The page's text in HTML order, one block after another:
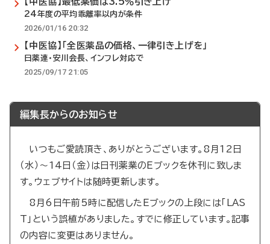
24年度の平均乖離率以内が条件
2026/01/16 20:32
【中医協】「全医薬品の価格、一律引き上げを」
日薬連・安川会長、インフレ対応で
2025/09/17 21:05
編集長からのお知らせ
いつもご愛読頂き、ありがとうございます。8月12日
（水）～14日（金）は日刊薬業のEブックを休刊に致しま
す。ウェブサイトは随時更新します。
8月6日午前5時に配信したEブックの上段には「LAS
T」という誤植がありました。すでに修正しています。記事
の内容に変更はありません。